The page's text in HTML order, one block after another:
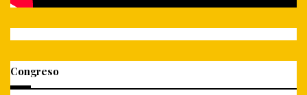
Congreso